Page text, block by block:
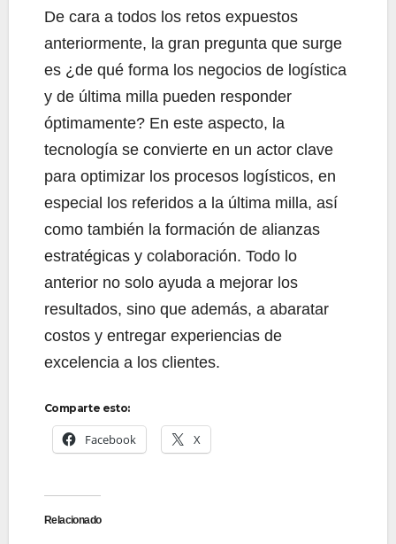
De cara a todos los retos expuestos
anteriormente, la gran pregunta que surge
es ¿de qué forma los negocios de logística
y de última milla pueden responder
óptimamente? En este aspecto, la
tecnología se convierte en un actor clave
para optimizar los procesos logísticos, en
especial los referidos a la última milla, así
como también la formación de alianzas
estratégicas y colaboración. Todo lo
anterior no solo ayuda a mejorar los
resultados, sino que además, a abaratar
costos y entregar experiencias de
excelencia a los clientes.
Comparte esto:
Facebook X
Relacionado